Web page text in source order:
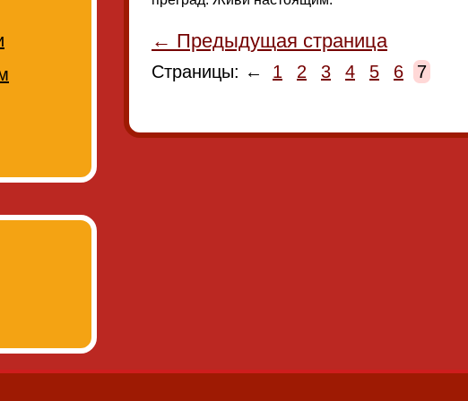
← Предыдущая страница
Страницы: ← 1 2 3 4 5 6 7